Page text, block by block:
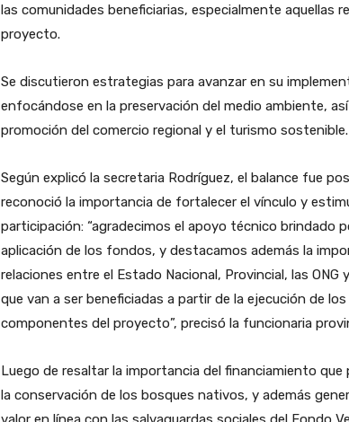
las comunidades beneficiarias, especialmente aquellas
proyecto.
Se discutieron estrategias para avanzar en su
enfocándose en la preservación del medio ambiente,
promoción del comercio regional y el turismo sostenible.
Según explicó la secretaria Rodríguez, el balance fue
reconoció la importancia de fortalecer el vínculo y
participación: “agradecimos el apoyo técnico brindado
aplicación de los fondos, y destacamos además la
relaciones entre el Estado Nacional, Provincial, las ONG
que van a ser beneficiadas a partir de la ejecución de
componentes del proyecto”, precisó la funcionaria
Luego de resaltar la importancia del financiamiento
la conservación de los bosques nativos, y además